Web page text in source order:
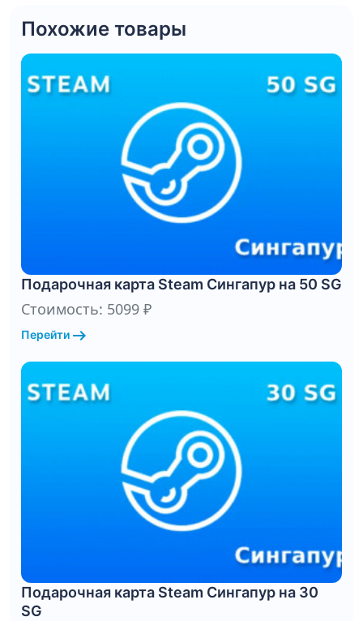
Похожие товары
Подарочная карта Steam Сингапур на 50 SG
Стоимость: 5099 ₽
Перейти arrow_right_alt
Подарочная карта Steam Сингапур на 30
SG